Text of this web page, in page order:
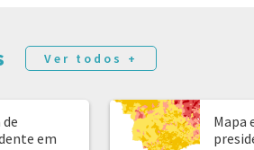
Ver todos +
de
em
Mapa